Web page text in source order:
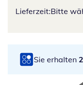
Lieferzeit:Bitte
Sie erhalten